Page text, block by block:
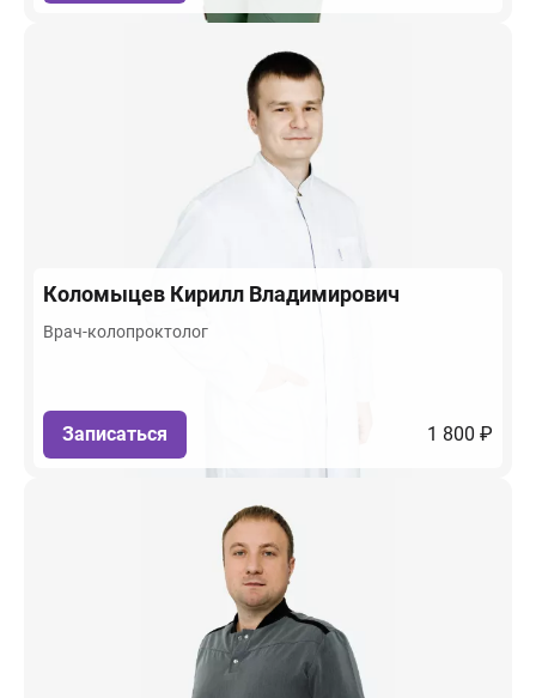
Коломыцев Кирилл Владимирович
Врач-колопроктолог
Записаться 1 800 ₽